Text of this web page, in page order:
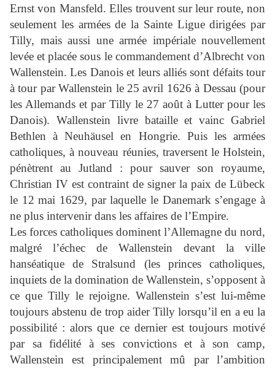
Ernst von Mansfeld. Elles trouvent sur leur route, non
seulement les armées de la Sainte Ligue dirigées par
Tilly, mais aussi une armée impériale nouvellement
levée et placée sous le commandement d’Albrecht von
Wallenstein. Les Danois et leurs alliés sont défaits tour
à tour par Wallenstein le 25 avril 1626 à Dessau (pour
les Allemands et par Tilly le 27 août à Lutter pour les
Danois). Wallenstein livre bataille et vainc Gabriel
Bethlen à Neuhäusel en Hongrie. Puis les armées
catholiques, à nouveau réunies, traversent le Holstein,
pénètrent au Jutland : pour sauver son royaume,
Christian IV est contraint de signer la paix de Lübeck
le 12 mai 1629, par laquelle le Danemark s’engage à
ne plus intervenir dans les affaires de l’Empire.
Les forces catholiques dominent l’Allemagne du nord,
malgré l’échec de Wallenstein devant la ville
hanséatique de Stralsund (les princes catholiques,
inquiets de la domination de Wallenstein, s’opposent à
ce que Tilly le rejoigne. Wallenstein s’est lui-même
toujours abstenu de trop aider Tilly lorsqu’il en a eu la
possibilité : alors que ce dernier est toujours motivé
par sa fidélité à ses convictions et à son camp,
Wallenstein est principalement mû par l’ambition